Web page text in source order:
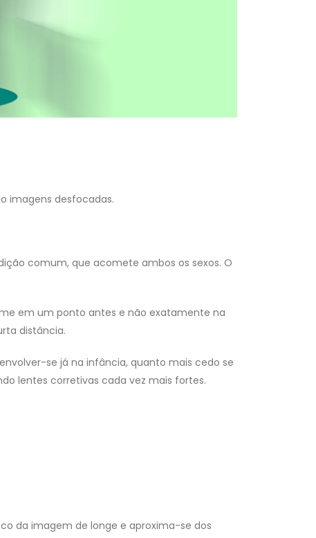
imagens desfocadas.
comum, que acomete ambos os sexos. O
em um ponto antes e não exatamente na
distância.
se já na infância, quanto mais cedo se
lentes corretivas cada vez mais fortes.
da imagem de longe e aproxima-se dos